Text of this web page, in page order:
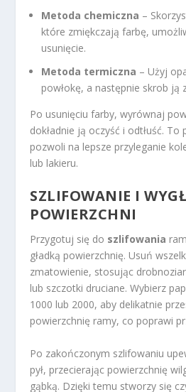
Metoda chemiczna –
które zmiękczają farbę,
usunięcie.
Metoda termiczna – Użyj
powłokę, a następnie skrob ją
Po usunięciu farby, wyrównaj
dokładnie ją oczyść i odtłuść. To
pozwoli na lepsze przyleganie
lub lakieru.
SZLIFOWANIE I
POWIERZCHNI
Przygotuj się do szlifowania
gładką powierzchnię. Usuń
zmatowienie, stosując
lub szczotki druciane. Wybierz
1000 lub 2000, aby delikatnie
powierzchnię ramy, co poprawi
Po zakończonym szlifowaniu
pył, przecierając powierzchnię
gąbką. Dzięki temu stworzy się